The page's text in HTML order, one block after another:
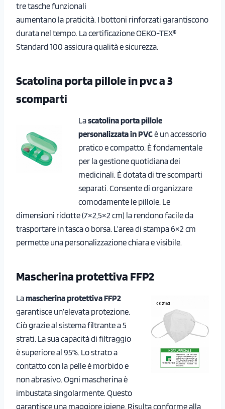
tre tasche funzionali
aumentano la praticità. I bottoni rinforzati garantiscono
durata nel tempo. La certificazione OEKO-TEX®
Standard 100 assicura qualità e sicurezza.
Scatolina porta pillole in pvc a 3
scomparti
Lascatolina porta pillole
personalizzata in PVCè un accessorio
pratico e compatto. È fondamentale
per la gestione quotidiana dei
medicinali. È dotata di tre scomparti
separati. Consente di organizzare
comodamente le pillole. Le
dimensioni ridotte (7×2,5×2 cm) la rendono facile da
trasportare in tasca o borsa. L’area di stampa 6×2 cm
permette una personalizzazione chiara e visibile.
Mascherina protettiva FFP2
Lamascherina protettiva FFP2
garantisce un’elevata protezione.
Ciò grazie al sistema filtrante a 5
strati. La sua capacità di filtraggio
è superiore al 95%. Lo strato a
contatto con la pelle è morbido e
non abrasivo. Ogni mascherina è
imbustata singolarmente. Questo
garantisce una maggiore igiene. Risulta conforme alla